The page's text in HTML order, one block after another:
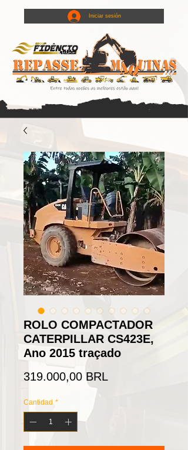
Iniciar sesión
ROLO COMPACTADOR
CATERPILLAR CS423E,
Ano 2015 traçado
319.000,00 BRL
Cantidad *